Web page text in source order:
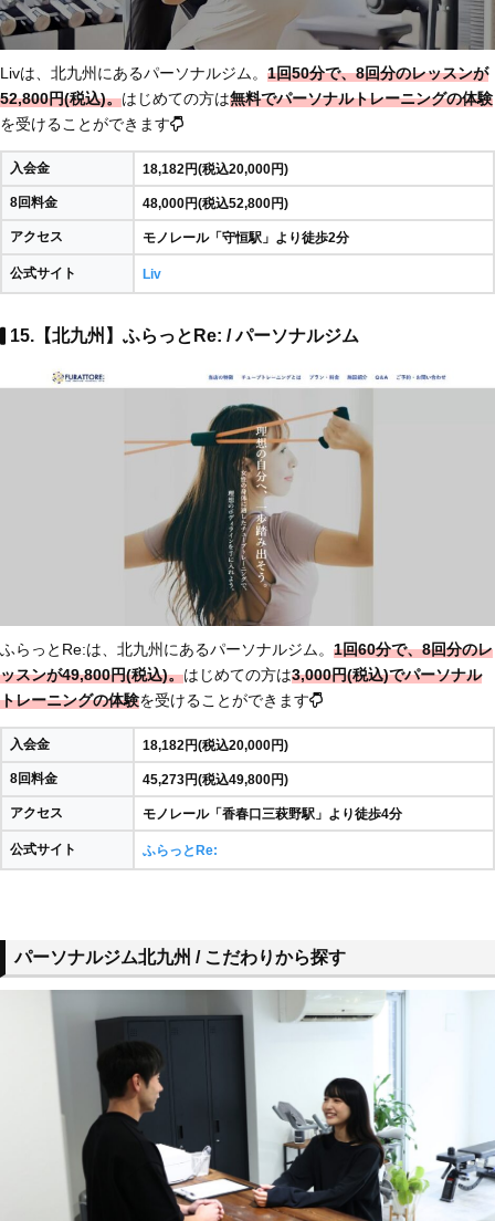
Livは、北九州にあるパーソナルジム。 1回50分で、8回分のレッスンが
52,800円(税込)。はじめての方は無料でパーソナルトレーニングの体験
を受けることができます
入会金 18,182円(税込20,000円)
8回料金 48,000円(税込52,800円)
アクセス モノレール「守恒駅」より徒歩2分
公式サイト Liv
15.【北九州】ふらっとRe: / パーソナルジム
ふらっとRe:は、北九州にあるパーソナルジム。 1回60分で、8回分のレ
ッスンが49,800円(税込)。はじめての方は3,000円(税込)でパーソナル
トレーニングの体験を受けることができます
入会金 18,182円(税込20,000円)
8回料金 45,273円(税込49,800円)
アクセス モノレール「香春口三萩野駅」より徒歩4分
公式サイト ふらっとRe:
パーソナルジム北九州 / こだわりから探す